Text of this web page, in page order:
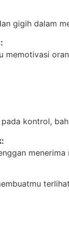
gigih dalam
memotivasi
kontrol,